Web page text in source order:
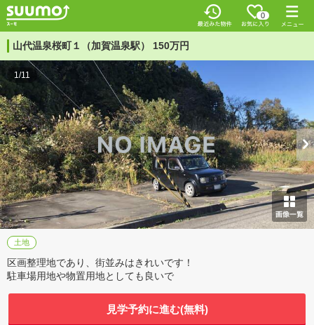
0
山代温泉桜町１（加賀温泉駅） 150万円
1/11
土地
区画整理地であり、街並みはきれいです！
駐車場用地や物置用地としても良いで
見学予約に進む(無料)